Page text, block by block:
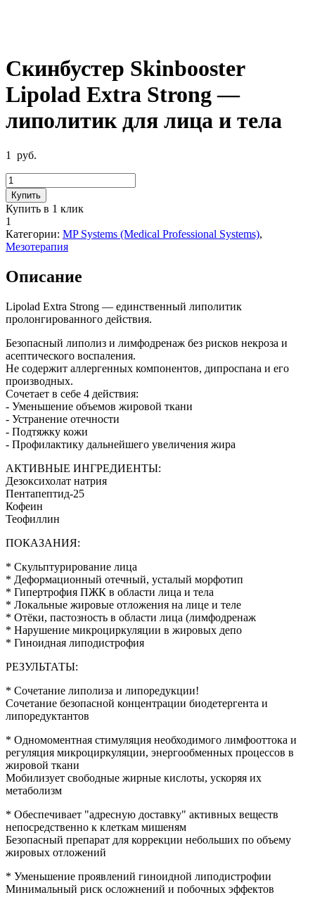
Скинбустер Skinbooster
Lipolad Extra Strong —
липолитик для лица и тела
1
руб.
Количество
товара
Скинбустер
Skinbooster
Lipolad
Extra
Strong
липолитик
лица
и
Купить
Купить в 1 клик
1
Категории: MP Systems (Medical Professional Systems),
Мезотерапия
Описание
Lipolad Extra Strong — единственный липолитик
пролонгированного действия.
Безопасный липолиз и лимфодренаж без рисков некроза и
асептического воспаления.
Не содержит аллергенных компонентов, дипроспана и его
производных.
Сочетает в себе 4 действия:
- Уменьшение объемов жировой ткани
- Устранение отечности
- Подтяжку кожи
- Профилактику дальнейшего увеличения жира
АКТИВНЫЕ ИНГРЕДИЕНТЫ:
Дезоксихолат натрия
Пентапептид-25
Кофеин
Теофиллин
ПОКАЗАНИЯ:
* Скульптурирование лица
* Деформационный отечный, усталый морфотип
* Гипертрофия ПЖК в области лица и тела
* Локальные жировые отложения на лице и теле
* Отёки, пастозность в области лица (лимфодренаж
* Нарушение микроциркуляции в жировых депо
* Гиноидная липодистрофия
РЕЗУЛЬТАТЫ:
* Сочетание липолиза и липоредукции!
Сочетание безопасной концентрации биодетергента и
липоредуктантов
* Одномоментная стимуляция необходимого лимфооттока и
регуляция микроциркуляции, энергообменных процессов в
жировой ткани
Мобилизует свободные жирные кислоты, ускоряя их
метаболизм
* Обеспечивает "адресную доставку" активных веществ
непосредственно к клеткам мишеням
Безопасный препарат для коррекции небольших по объему
жировых отложений
* Уменьшение проявлений гиноидной липодистрофии
Минимальный риск осложнений и побочных эффектов